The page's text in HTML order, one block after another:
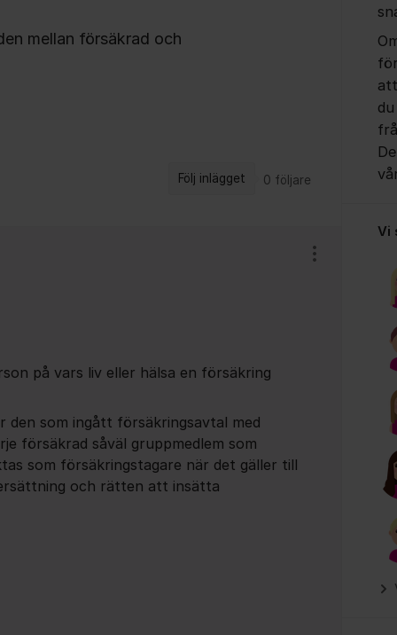
mellan försäkrad och
Följ inlägget 0 följare
på vars liv eller hälsa en försäkring
den som ingått försäkringsavtal med
försäkrad såväl gruppmedlem som
som försäkringstagare när det gäller till
och rätten att insätta
Visa/dölj
att
Vi